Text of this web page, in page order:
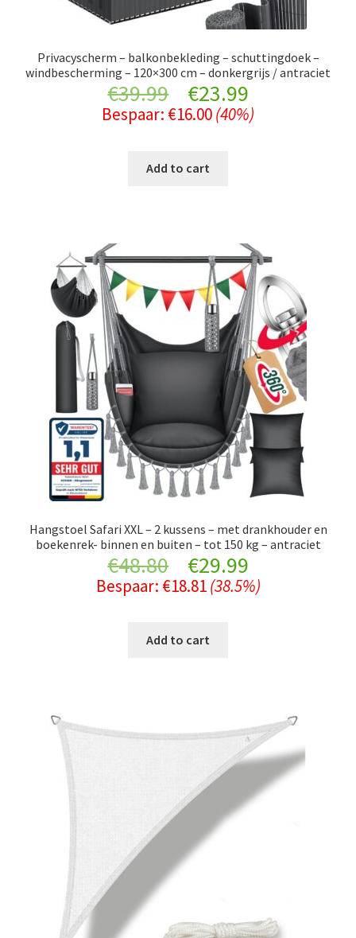
Privacyscherm – balkonbekleding – schuttingdoek –
windbescherming – 120×300 cm – donkergrijs / antraciet
€39.99
Original
price
was:
€23.99Current
price
Bespaar: €16.00(40%)
Add to cart
Hangstoel Safari XXL – 2 kussens – met drankhouder en
boekenrek- binnen en buiten – tot 150 kg – antraciet
€48.80
Original
price
was:
€29.99Current
price
Bespaar: €18.81 (38.5%)
Add to cart